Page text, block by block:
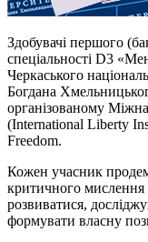
Здобувачі першого
спеціальності D3
Черкаського
Богдана
організованому
(International Liberty
Freedom.
Кожен учасник
критичного мислення
розвиватися,
формувати власну